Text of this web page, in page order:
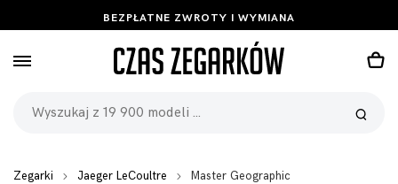
BEZPŁATNE ZWROTY I WYMIANA
Zegarki Jaeger LeCoultre Master Geographic